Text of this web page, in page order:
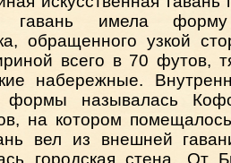
гавань имела форму
обращенного узкой
всего в 70 футов,
набережные.
формы называлась
на котором
вел из внешней
городская стена. От